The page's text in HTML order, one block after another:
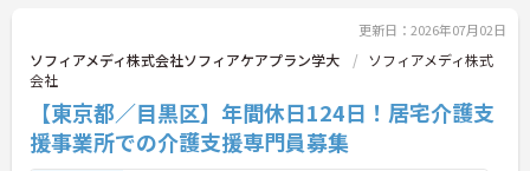
・出退勤時間を自由に調整できるコアタイム無しの
フレックスタイム制を採用しており、ご自身のペー
スで訪問予定を組むことが可能です
軽減できることで、体力的なゆとりを持ちながら業
務に取り組めます
更新日：2026年07月02日
ソフィアメディ株式会社ソフィアケアプラン学大
ソフィアメディ株式
会社
【東京都／目黒区】年間休日124日！居宅介護支
援事業所での介護支援専門員募集